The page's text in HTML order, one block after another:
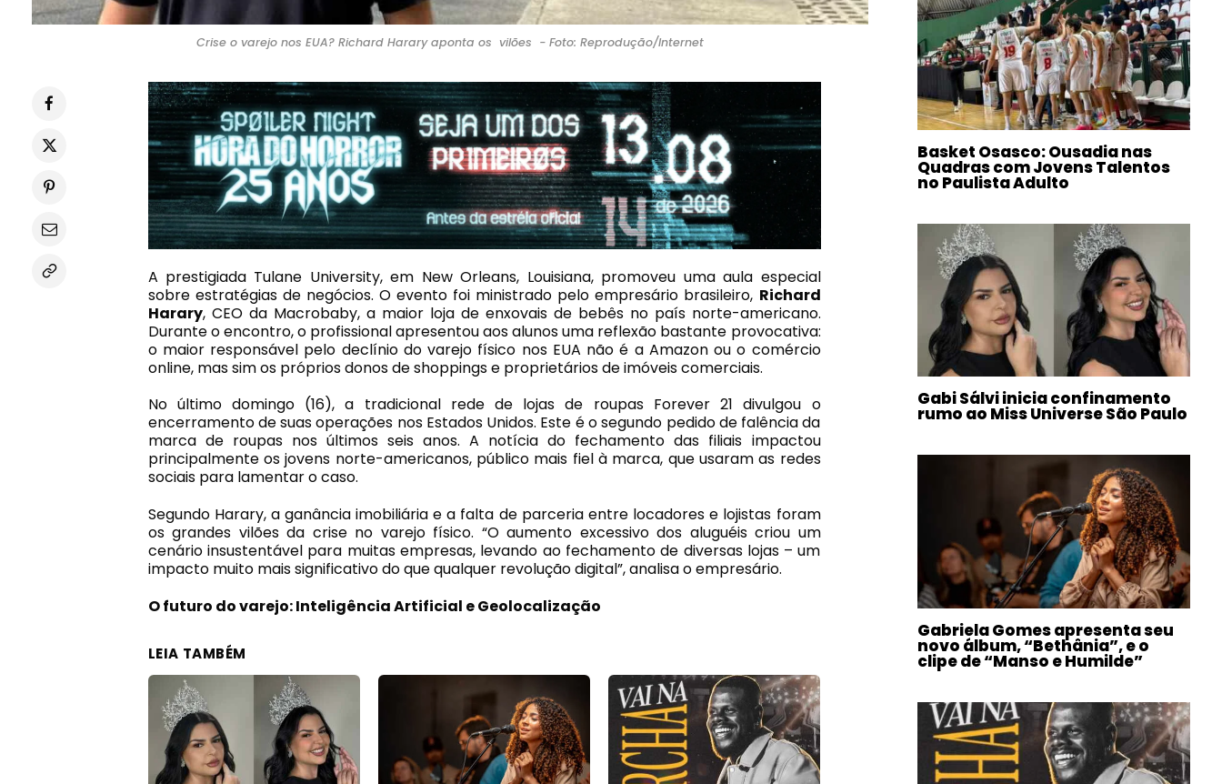
Crise o varejo nos EUA? Richard Harary aponta os vilões - Foto: Reprodução/Internet
A prestigiada Tulane University, em New Orleans, Louisiana, promoveu uma aula especial
sobre estratégias de negócios. O evento foi ministrado pelo empresário brasileiro, Richard
Harary, CEO da Macrobaby, a maior loja de enxovais de bebês no país norte-americano.
Durante o encontro, o profissional apresentou aos alunos uma reflexão bastante provocativa:
o maior responsável pelo declínio do varejo físico nos EUA não é a Amazon ou o comércio
online, mas sim os próprios donos de shoppings e proprietários de imóveis comerciais.
No último domingo (16), a tradicional rede de lojas de roupas Forever 21 divulgou o
encerramento de suas operações nos Estados Unidos. Este é o segundo pedido de falência da
marca de roupas nos últimos seis anos. A notícia do fechamento das filiais impactou
principalmente os jovens norte-americanos, público mais fiel à marca, que usaram as redes
sociais para lamentar o caso.
Segundo Harary, a ganância imobiliária e a falta de parceria entre locadores e lojistas foram
os grandes vilões da crise no varejo físico. “O aumento excessivo dos aluguéis criou um
cenário insustentável para muitas empresas, levando ao fechamento de diversas lojas – um
impacto muito mais significativo do que qualquer revolução digital”, analisa o empresário.
O futuro do varejo: Inteligência Artificial e Geolocalização
LEIA TAMBÉM
Basket Osasco: Ousadia nas
Quadras com Jovens Talentos
no Paulista Adulto
Gabi Sálvi inicia confinamento
rumo ao Miss Universe São Paulo
Gabriela Gomes apresenta seu
novo álbum, “Bethânia”, e o
clipe de “Manso e Humilde”